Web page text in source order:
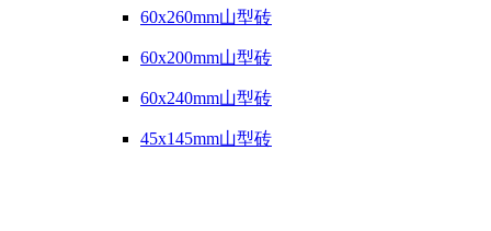
60x260mm山型砖
60x200mm山型砖
60x240mm山型砖
45x145mm山型砖